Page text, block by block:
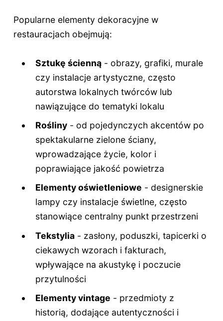
Popularne elementy dekoracyjne w
restauracjach obejmują:
Sztukę ścienną - obrazy, grafiki, murale
czy instalacje artystyczne, często
autorstwa lokalnych twórców lub
nawiązujące do tematyki lokalu
Rośliny - od pojedynczych akcentów po
spektakularne zielone ściany,
wprowadzające życie, kolor i
poprawiające jakość powietrza
Elementy oświetleniowe - designerskie
lampy czy instalacje świetlne, często
stanowiące centralny punkt przestrzeni
Tekstylia - zasłony, poduszki, tapicerki o
ciekawych wzorach i fakturach,
wpływające na akustykę i poczucie
przytulności
Elementy vintage - przedmioty z
historią, dodające autentyczności i